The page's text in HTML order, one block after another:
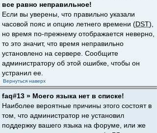
все равно неправильное!
Если вы уверены, что правильно указали
часовой пояс и опцию летнего времени (DST),
но время по-прежнему отображается неверно,
то это значит, что время неправильно
установлено на сервере. Сообщите
администратору об этой ошибке, чтобы он
устранил ее.
Вернуться наверх
faq#13 » Моего языка нет в списке!
Наиболее вероятные причины этого состоят в
том, что администратор не установил
поддержку вашего языка на форуме, или же